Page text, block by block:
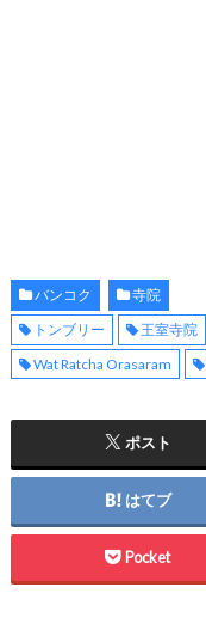
バンコク
寺院
トンブリー
王室寺院
Wat Ratcha Orasaram
ポスト
はてブ
Pocket